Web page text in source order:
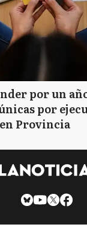
por un
por
Provincia